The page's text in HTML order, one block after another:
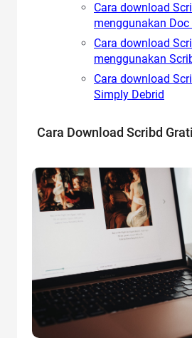
Cara download
menggunakan
Cara download
menggunakan
Cara download
Simply Debrid
Cara Download Scribd